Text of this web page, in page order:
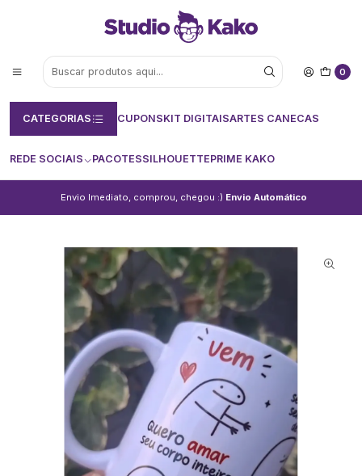
0
CATEGORIAS CUPONSKIT DIGITAISARTES CANECAS
REDE SOCIAIS PACOTESSILHOUETTEPRIME KAKO
Envio Imediato, comprou, chegou :) Envio Automático